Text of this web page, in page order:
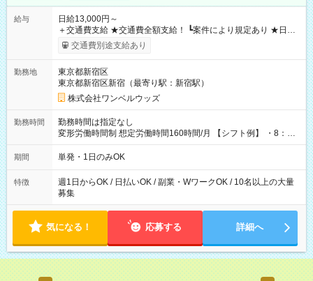
給与
日給13,000円～
＋交通費支給 ★交通費全額支給！ ┗案件により規定あり ★日払
いOK！（規定あり） ┗働いたその日に現金GET♪ お仕事後はコ
ンビニATMから 日払い分を引き落とせます！ 【試用期間】試
交通費別途支給あり
勤務地
東京都新宿区
東京都新宿区新宿（最寄り駅：新宿駅）
株式会社ワンベルウッズ
勤務時間
勤務時間は指定なし
変形労働時間制 想定労働時間160時間/月 【シフト例】 ・8：00
～21：00
期間 単発・1日のみOK
特徴
週1日からOK / 日払いOK / 副業・WワークOK / 10名以上の大量
募集
気になる！ 応募する 詳細へ